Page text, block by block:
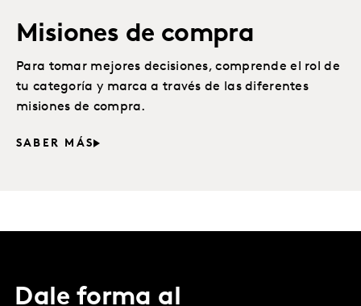
Misiones de compra
Para tomar mejores decisiones, comprende el rol de
tu categoría y marca a través de las diferentes
misiones de compra.
SABER MÁS
Dale forma al